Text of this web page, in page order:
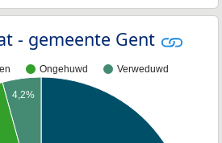
- gemeente Gent
Ongehuwd Verweduwd
4,2%